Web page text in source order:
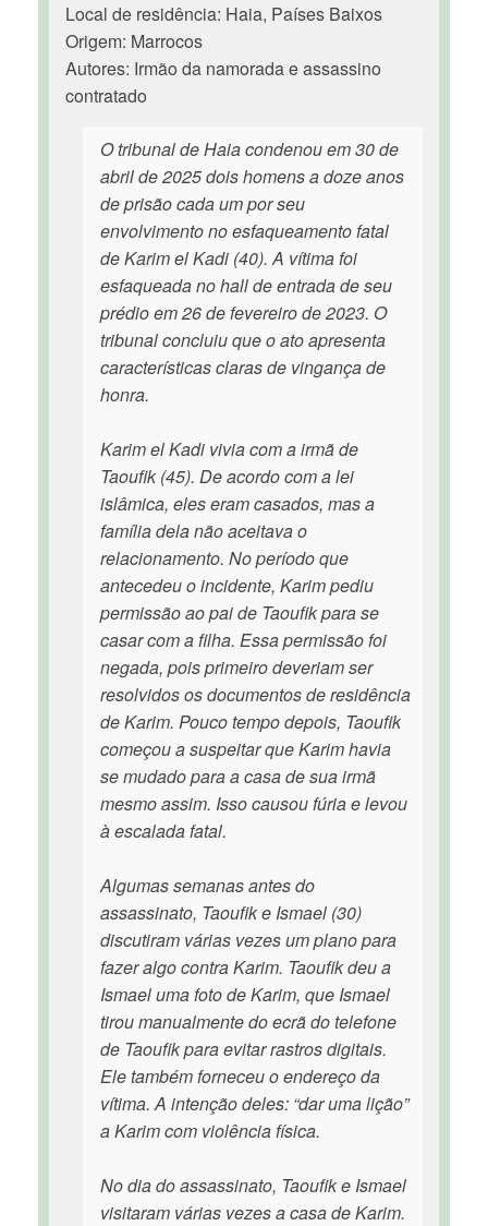
Local de residência: Haia, Países Baixos
Origem: Marrocos
Autores: Irmão da namorada e assassino
contratado
O tribunal de Haia condenou em 30 de
abril de 2025 dois homens a doze anos
de prisão cada um por seu
envolvimento no esfaqueamento fatal
de Karim el Kadi (40). A vítima foi
esfaqueada no hall de entrada de seu
prédio em 26 de fevereiro de 2023. O
tribunal concluiu que o ato apresenta
características claras de vingança de
honra.
Karim el Kadi vivia com a irmã de
Taoufik (45). De acordo com a lei
islâmica, eles eram casados, mas a
família dela não aceitava o
relacionamento. No período que
antecedeu o incidente, Karim pediu
permissão ao pai de Taoufik para se
casar com a filha. Essa permissão foi
negada, pois primeiro deveriam ser
resolvidos os documentos de residência
de Karim. Pouco tempo depois, Taoufik
começou a suspeitar que Karim havia
se mudado para a casa de sua irmã
mesmo assim. Isso causou fúria e levou
à escalada fatal.
Algumas semanas antes do
assassinato, Taoufik e Ismael (30)
discutiram várias vezes um plano para
fazer algo contra Karim. Taoufik deu a
Ismael uma foto de Karim, que Ismael
tirou manualmente do ecrã do telefone
de Taoufik para evitar rastros digitais.
Ele também forneceu o endereço da
vítima. A intenção deles: “dar uma lição”
a Karim com violência física.
No dia do assassinato, Taoufik e Ismael
visitaram várias vezes a casa de Karim.